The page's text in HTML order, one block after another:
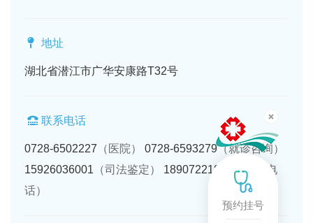
地址
湖北省潜江市广华安康路T32号
联系电话
0728-6502227 （医院） 0728-6593279（就诊咨询）
15926036001 （司法鉴定） 18907221849
（投诉电
话）
预约挂号